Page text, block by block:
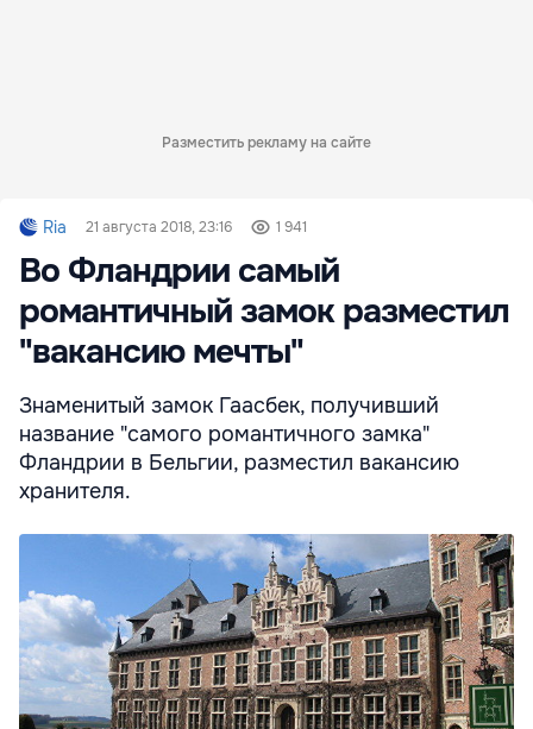
Разместить рекламу на сайте
Ria 21 августа 2018, 23:16 1 941
Во Фландрии самый
романтичный замок разместил
"вакансию мечты"
Знаменитый замок Гаасбек, получивший
название "самого романтичного замка"
Фландрии в Бельгии, разместил вакансию
хранителя.